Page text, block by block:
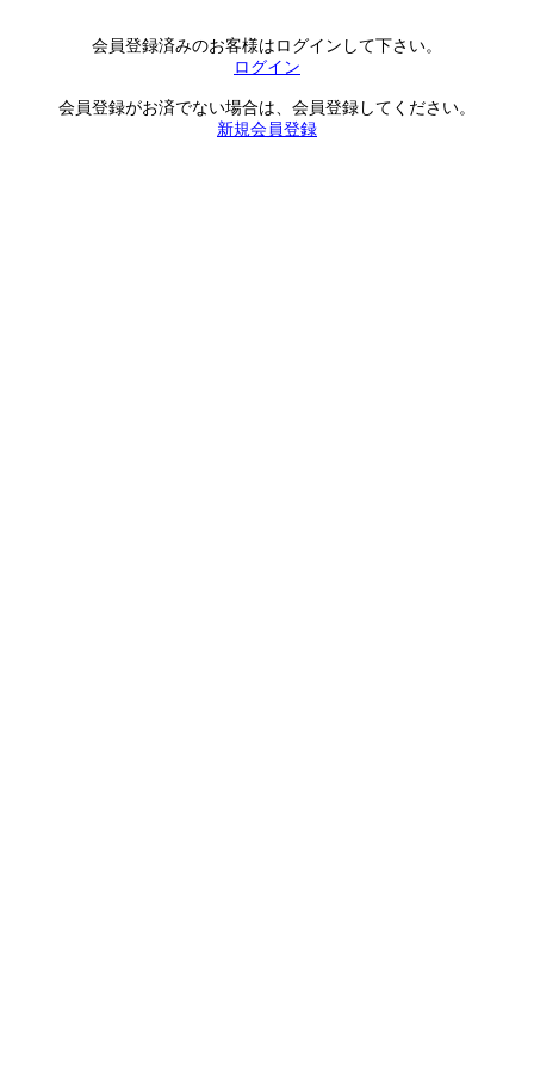
会員登録済みのお客様はログインして下さい。
ログイン
会員登録がお済でない場合は、会員登録してください。
新規会員登録